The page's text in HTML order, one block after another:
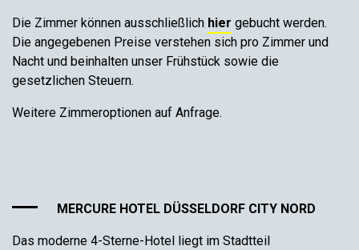
Die Zimmer können ausschließlich hier gebucht werden.
Die angegebenen Preise verstehen sich pro Zimmer und
Nacht und beinhalten unser Frühstück sowie die
gesetzlichen Steuern.
Weitere Zimmeroptionen auf Anfrage.
MERCURE HOTEL DÜSSELDORF CITY NORD
Das moderne 4-Sterne-Hotel liegt im Stadtteil